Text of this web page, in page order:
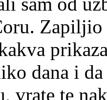
dana i da
vrate te